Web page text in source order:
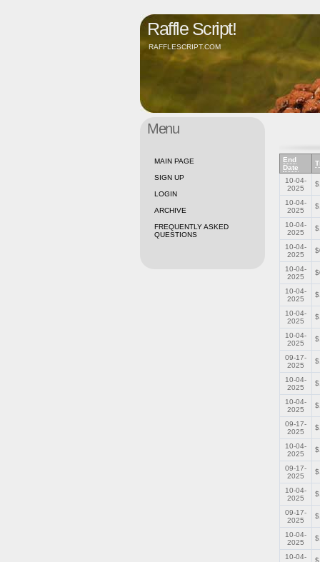
Raffle Script!
RAFFLESCRIPT.COM
Menu
MAIN PAGE
SIGN UP
LOGIN
ARCHIVE
FREQUENTLY ASKED
QUESTIONS
End
Date
10-04-
2025
10-04-
2025
10-04-
2025
10-04-
2025
10-04-
2025
10-04-
2025
10-04-
2025
10-04-
2025
09-17-
2025
10-04-
2025
10-04-
2025
09-17-
2025
10-04-
2025
09-17-
2025
10-04-
2025
09-17-
2025
10-04-
2025
10-04-